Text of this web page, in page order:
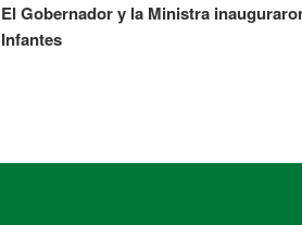
El Gobernador y la Ministra
Infantes